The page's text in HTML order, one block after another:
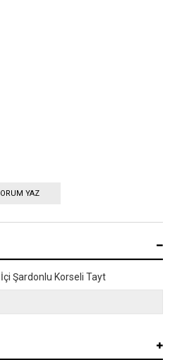
YAZ
İçi Şardonlu Korseli Tayt